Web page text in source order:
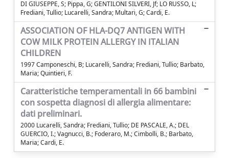
DI GIUSEPPE, S; Pippa, G; GENTILONI SILVERI, Jf; LO RUSSO, L;
Frediani, Tullio; Lucarelli, Sandra; Multari, G; Cardi, E.
ASSOCIATION OF HLA-DQ7 ANTIGEN WITH
COW MILK PROTEIN ALLERGY IN ITALIAN
CHILDREN
1997 Camponeschi, B; Lucarelli, Sandra; Frediani, Tullio; Barbato,
Maria; Quintieri, F.
Caratteristiche temperamentali in 66 bambini
con sospetta diagnosi di allergia alimentare:
dati preliminari.
2000 Lucarelli, Sandra; Frediani, Tullio; DE PASCALE, A.; DEL
GUERCIO, I.; Vagnucci, B.; Foderaro, M.; Cimbolli, B.; Barbato,
Maria; Cardi, E.